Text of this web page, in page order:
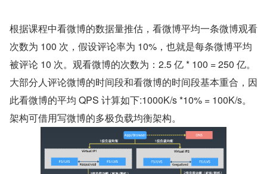
根据课程中看微博的数据量推估，看微博平均一条微博观看
次数为 100 次，假设评论率为 10%，也就是每条微博平均
被评论 10 次。观看微博的次数为：2.5 亿 * 100 = 250 亿。
大部分人评论微博的时间段和看微博的时间段基本重合，因
此看微博的平均 QPS 计算如下:1000K/s *10% = 100K/s。
架构可借用写微博的多极负载均衡架构。